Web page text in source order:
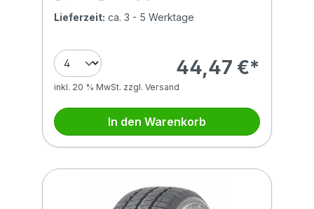
Lieferzeit: ca. 3 - 5 Werktage
44,47 €*
inkl. 20 % MwSt. zzgl. Versand
In den Warenkorb